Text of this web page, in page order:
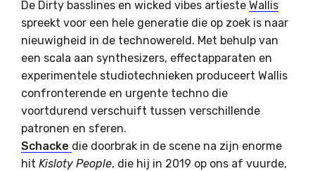
De Dirty basslines en wicked vibes artieste Wallis
spreekt voor een hele generatie die op zoek is naar
nieuwigheid in de technowereld. Met behulp van
een scala aan synthesizers, effectapparaten en
experimentele studiotechnieken produceert Wallis
confronterende en urgente techno die
voortdurend verschuift tussen verschillende
patronen en sferen.
Schacke die doorbrak in de scene na zijn enorme
hit Kisloty People, die hij in 2019 op ons af vuurde,